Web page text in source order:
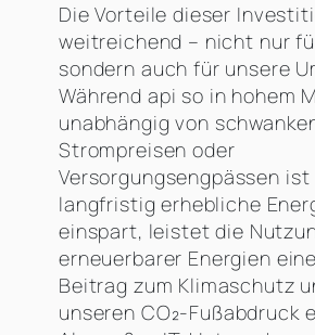
Die Vorteile dieser
weitreichend – nicht nur
sondern auch für unsere
Während api so in hohem
unabhängig von
Strompreisen oder
Versorgungsengpässen ist
langfristig erhebliche
einspart, leistet die
erneuerbarer Energien
Beitrag zum Klimaschutz
unseren CO₂-Fußabdruck